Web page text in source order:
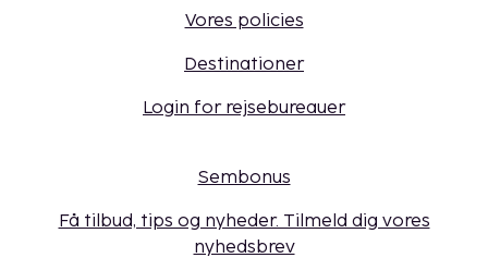
Vores policies
Destinationer
Login for rejsebureauer
Sembonus
Få tilbud, tips og nyheder. Tilmeld dig vores
nyhedsbrev